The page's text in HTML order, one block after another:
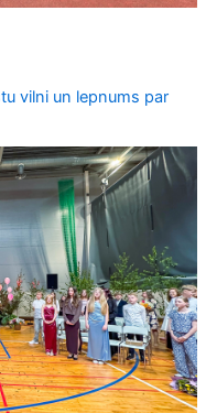
vilni un lepnums par